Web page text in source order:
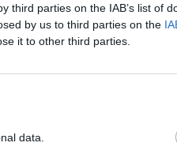
third parties on the IAB’s list of
by us to third parties on the
it to other third parties.
data.
egész éves
vállalatok egy
célra fordítják